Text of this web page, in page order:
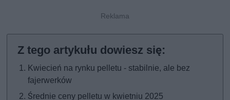
Kwiecień na rynku pelletu - stabilnie, ale bez
fajerwerków
Średnie ceny pelletu w kwietniu 2025